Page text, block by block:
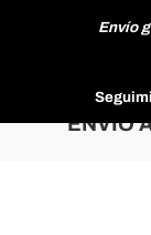
Envío
ENVÍO